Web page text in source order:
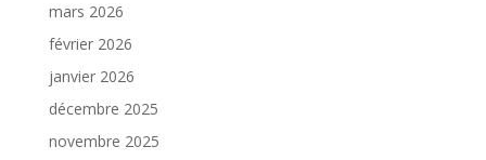
mars 2026
février 2026
janvier 2026
décembre 2025
novembre 2025